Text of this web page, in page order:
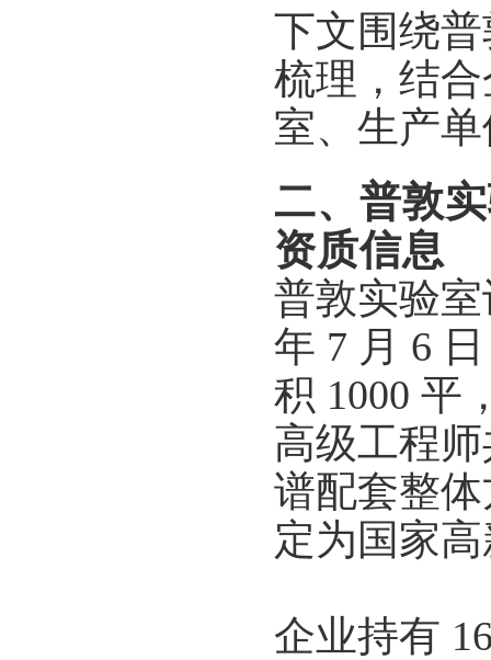
下文围绕
梳理，结
室、生产
二、普敦
资质信息
普敦实验
年 7 月 6
积 1000 平
高级工程
谱配套整
定为国家
企业持有